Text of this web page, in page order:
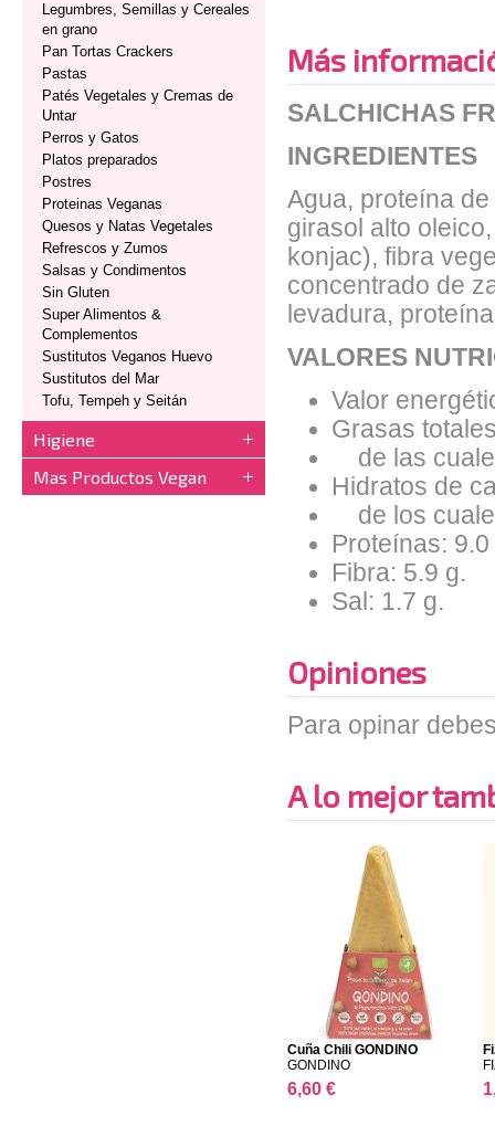
Legumbres, Semillas y Cereales
en grano
Pan Tortas Crackers
Pastas
Patés Vegetales y Cremas de
Untar
Perros y Gatos
Platos preparados
Postres
Proteinas Veganas
Quesos y Natas Vegetales
Refrescos y Zumos
Salsas y Condimentos
Sin Gluten
Super Alimentos &
Complementos
Sustitutos Veganos Huevo
Sustitutos del Mar
Tofu, Tempeh y Seitán
Higiene
Mas Productos Vegan
Más
SALCHICHAS
INGREDIENTES
Agua, proteína
girasol alto
konjac), fibra
concentrado de
levadura,
VALORES
Valor
Grasas
de las
Hidratos de
de los
Proteínas: 9.0
Fibra: 5.9 g.
Sal: 1.7 g.
Opiniones
Para opinar
A lo mejor
Cuña Chili GONDINO
GONDINO
6,60 €